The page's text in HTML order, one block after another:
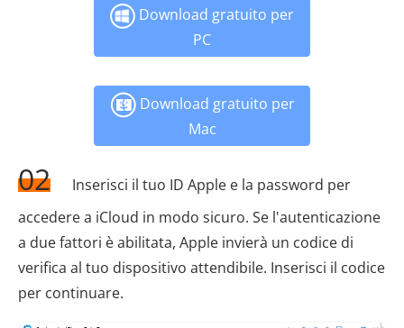
Download gratuito per
PC
Download gratuito per
Mac
02
Inserisci il tuo ID Apple e la password per
accedere a iCloud in modo sicuro. Se l'autenticazione
a due fattori è abilitata, Apple invierà un codice di
verifica al tuo dispositivo attendibile. Inserisci il codice
per continuare.